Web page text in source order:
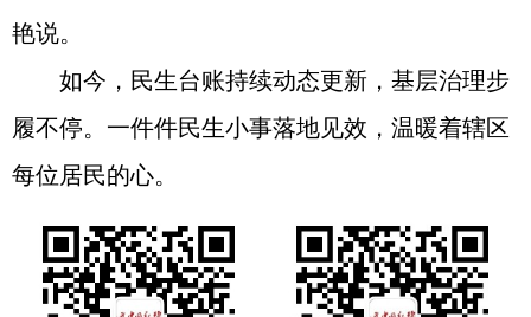
艳说。
如今，民生台账持续动态更新，基层治理步
履不停。一件件民生小事落地见效，温暖着辖区
每位居民的心。